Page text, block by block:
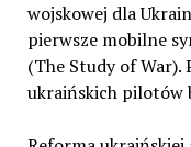
wojskowej dla
pierwsze mobilne
(The Study of War).
ukraińskich pilotów